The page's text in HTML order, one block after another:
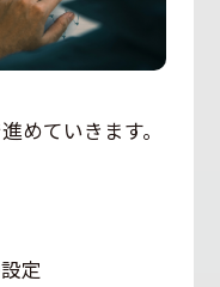
めていきます。
定